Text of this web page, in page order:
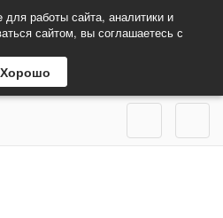
работы сайта, аналитики и
сайтом, вы соглашаетесь с
Хорошо